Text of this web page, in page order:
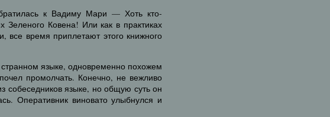
к Вадиму Мари — Хоть кто-
Зеленого Ковена! Или как в практиках
время приплетают этого книжного
языке, одновременно похожем
промолчать. Конечно, не вежливо
собеседников языке, но общую суть он
Оперативник виновато улыбнулся и